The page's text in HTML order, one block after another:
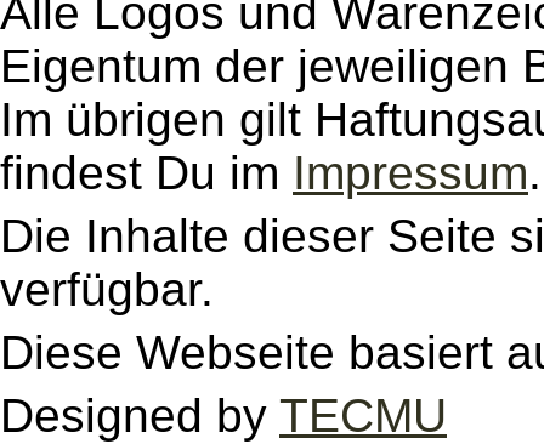
Alle Logos und
Eigentum der jeweiligen
Im übrigen gilt
findest Du im Impressum.
Die Inhalte dieser Seite
verfügbar.
Diese Webseite basiert
Designed by TECMU